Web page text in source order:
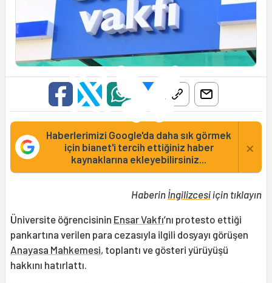
Haberlerimizi Google'da daha sık görmek
için bianet'i tercih ettiğiniz haber
kaynaklarına ekleyebilirsiniz...
×
Haberin İngilizcesiiçin tıklayın
Üniversite öğrencisinin Ensar Vakfı’nı protesto ettiği
pankartına verilen para cezasıyla ilgili dosyayı görüşen
Anayasa Mahkemesi, toplantı ve gösteri yürüyüşü
hakkını hatırlattı.